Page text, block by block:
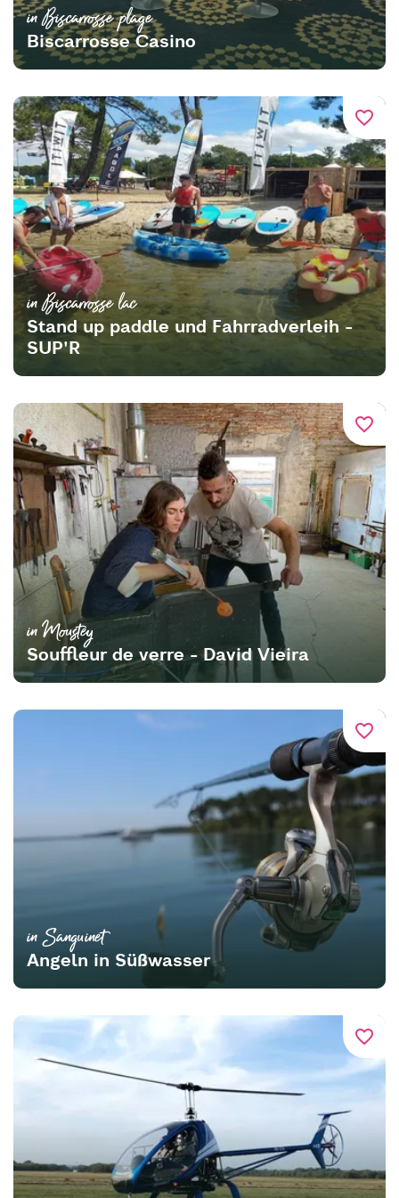
in Biscarrosse plage
Biscarrosse Casino
favorite_border
in Biscarrosse lac
Stand up paddle und Fahrradverleih -
SUP'R
favorite_border
in Moustey
Souffleur de verre - David Vieira
favorite_border
in Sanguinet
Angeln in Süßwasser
favorite_border